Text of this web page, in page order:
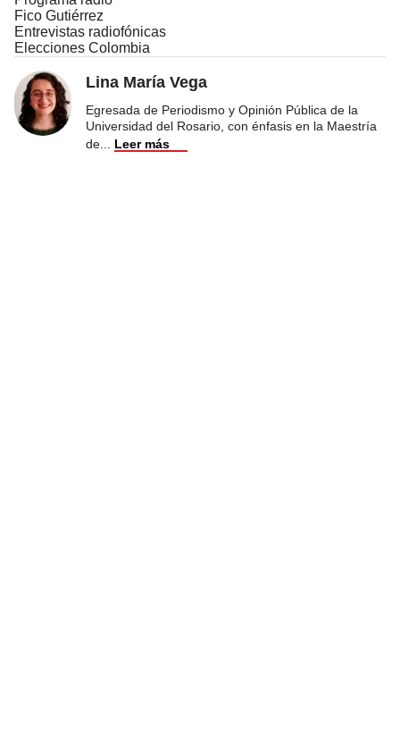
Fico Gutiérrez
Entrevistas radiofónicas
Elecciones Colombia
Lina María Vega
Egresada de Periodismo y Opinión Pública de la
Universidad del Rosario, con énfasis en la Maestría
de
Leer más